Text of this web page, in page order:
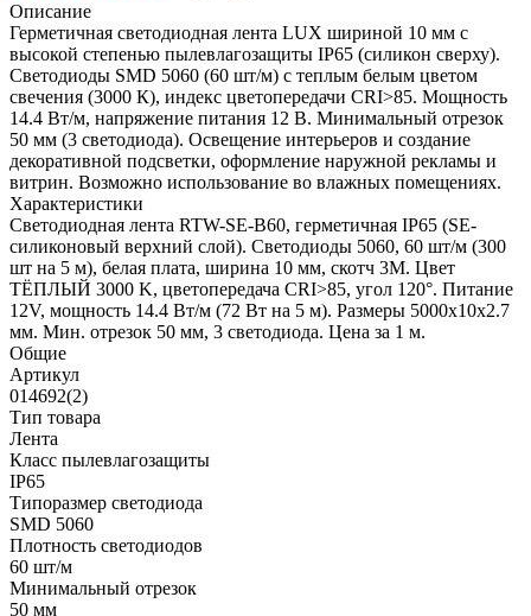
Описание
Герметичная светодиодная лента LUX шириной 10 мм с
высокой степенью пылевлагозащиты IP65 (силикон сверху).
Светодиоды SMD 5060 (60 шт/м) с теплым белым цветом
свечения (3000 К), индекс цветопередачи CRI>85. Мощность
14.4 Вт/м, напряжение питания 12 В. Минимальный отрезок
50 мм (3 светодиода). Освещение интерьеров и создание
декоративной подсветки, оформление наружной рекламы и
витрин. Возможно использование во влажных помещениях.
Характеристики
Светодиодная лента RTW-SE-B60, герметичная IP65 (SE-
силиконовый верхний слой). Светодиоды 5060, 60 шт/м (300
шт на 5 м), белая плата, ширина 10 мм, скотч 3M. Цвет
ТЁПЛЫЙ 3000 K, цветопередача CRI>85, угол 120°. Питание
12V, мощность 14.4 Вт/м (72 Вт на 5 м). Размеры 5000x10x2.7
мм. Мин. отрезок 50 мм, 3 светодиода. Цена за 1 м.
Общие
Артикул
014692(2)
Тип товара
Лента
Класс пылевлагозащиты
IP65
Типоразмер светодиода
SMD 5060
Плотность светодиодов
60 шт/м
Минимальный отрезок
50 мм